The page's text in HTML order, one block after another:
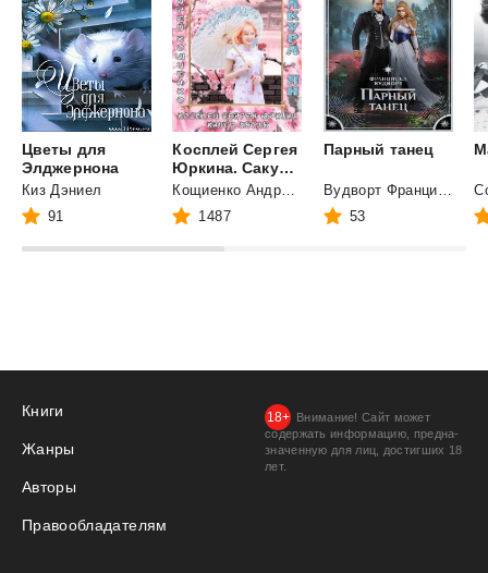
Цветы для
Элджернона
Киз Дэниел
91
Косплей Сергея
Юркина. Сакура-ян.
Кощиенко Андрей Геннадьевич
1487
Парный танец
53
Книги
Жанры
Авторы
Правообладателям
Внимание! Сайт может
содержать информацию, предна­
значенную для лиц, дости­гших 18
лет.